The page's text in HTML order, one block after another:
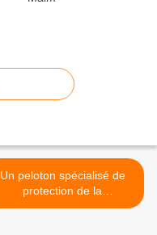
Un peloton spécialisé de
protection de la
gendarmerie à Chooz >